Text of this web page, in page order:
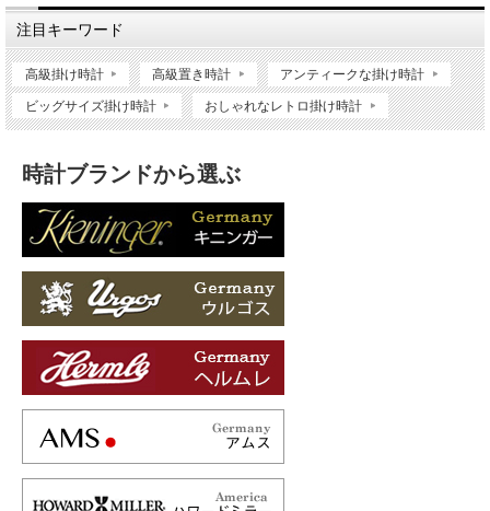
注目キーワード
高級掛け時計 高級置き時計 アンティークな掛け時計
ビッグサイズ掛け時計 おしゃれなレトロ掛け時計
時計ブランドから選ぶ